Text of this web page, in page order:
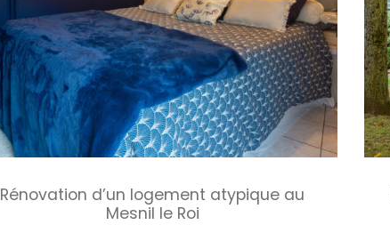
Rénovation d’un logement atypique au
Mesnil le Roi